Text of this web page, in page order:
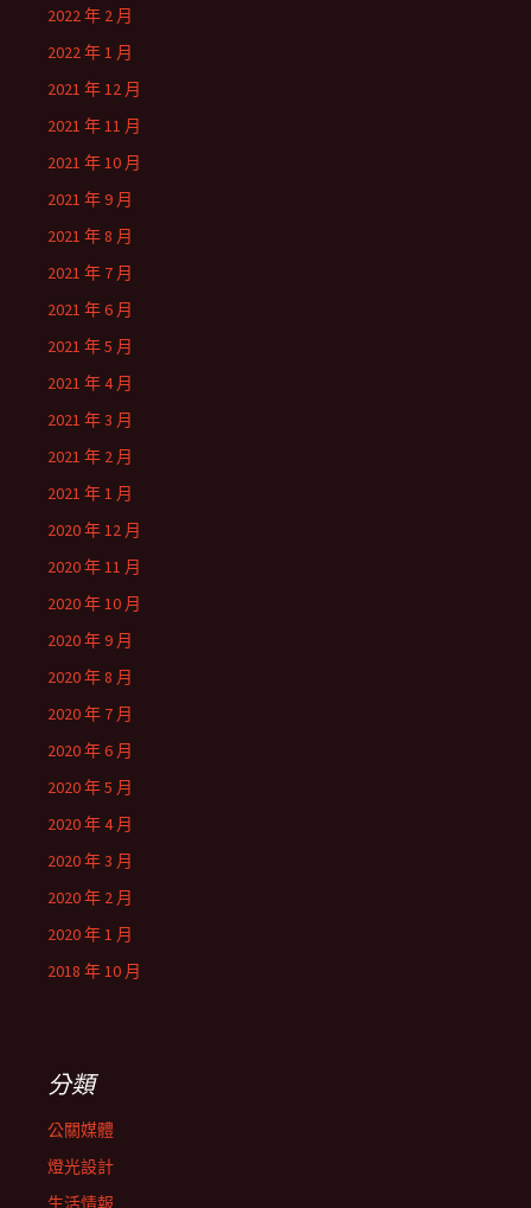
2022 年 2 月
2022 年 1 月
2021 年 12 月
2021 年 11 月
2021 年 10 月
2021 年 9 月
2021 年 8 月
2021 年 7 月
2021 年 6 月
2021 年 5 月
2021 年 4 月
2021 年 3 月
2021 年 2 月
2021 年 1 月
2020 年 12 月
2020 年 11 月
2020 年 10 月
2020 年 9 月
2020 年 8 月
2020 年 7 月
2020 年 6 月
2020 年 5 月
2020 年 4 月
2020 年 3 月
2020 年 2 月
2020 年 1 月
2018 年 10 月
分類
公關媒體
燈光設計
生活情報